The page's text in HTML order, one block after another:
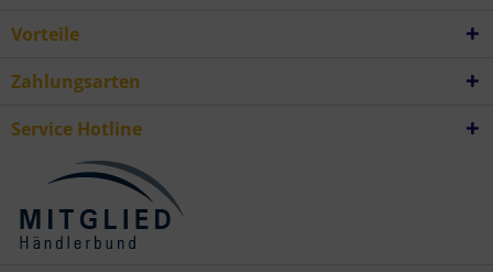
Vorteile
Zahlungsarten
Service Hotline